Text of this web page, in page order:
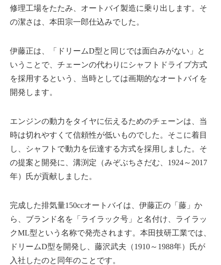
修理工場をたたみ、オートバイ製造に乗り出します。そ
の潔さは、本田宗一郎仕込みでした。
伊藤正は、「ドリームD型と同じでは面白みがない」と
いうことで、チェーンの代わりにシャフトドライブ方式
を採用するという、当時としては画期的なオートバイを
開発します。
エンジンの動力をタイヤに伝えるためのチェーンは、当
時は切れやすくて信頼性が低いものでした。そこに着目
し、シャフトで動力を伝達する方式を採用しました。そ
の提案と開発に、溝渕定（みぞぶちさだむ、1924～2017
年）氏が貢献しました。
完成した排気量150ccオートバイは、伊藤正の「藤」か
ら、ブランド名を「ライラック号」と名付け、ライラッ
クML型という名称で発売されます。本田技研工業では、
ドリームD型を開発し、藤沢武夫（1910～1988年）氏が
入社したのと同年のことです。